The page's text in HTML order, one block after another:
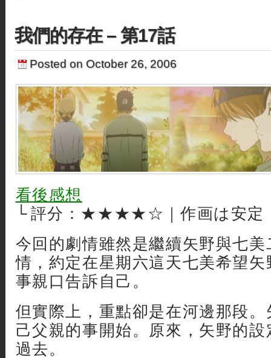
我們的存在 – 第17話
Posted on October 26, 2006
看後感想
└ 評分：★★★★☆｜作画は安定
今回的劇情雖然是繼續矢野與七
情，約定在星期六這天七美希望
事親口告訴自己。
但實際上，重點卻是在河邊那段
己父親的事開始。原來，矢野的
過去。